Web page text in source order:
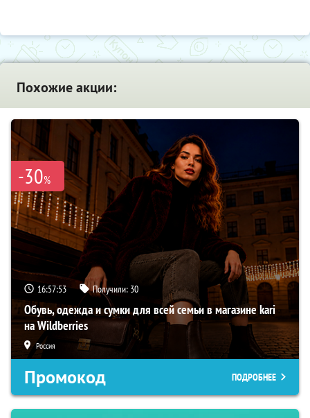
Похожие акции:
-30%
16:57:52 Получили: 30
Обувь, одежда и сумки для всей семьи в магазине kari
на Wildberries
Россия
Промокод ПОДРОБНЕЕ